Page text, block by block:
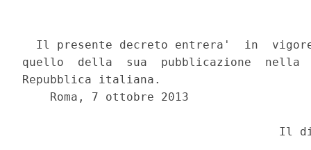
Il presente decreto entrera'  in
quello  della  sua  pubblicazione
Repubblica italiana.
    Roma, 7 ottobre 2013